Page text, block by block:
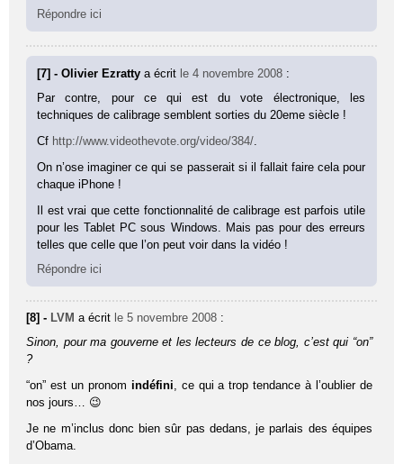
Répondre ici
[7] - Olivier Ezrattya écrit le 4 novembre 2008 :
Par contre, pour ce qui est du vote électronique, les
techniques de calibrage semblent sorties du 20eme siècle !
Cf http://www.videothevote.org/video/384/.
On n’ose imaginer ce qui se passerait si il fallait faire cela pour
chaque iPhone !
Il est vrai que cette fonctionnalité de calibrage est parfois utile
pour les Tablet PC sous Windows. Mais pas pour des erreurs
telles que celle que l’on peut voir dans la vidéo !
Répondre ici
[8] - LVM a écrit le 5 novembre 2008 :
Sinon, pour ma gouverne et les lecteurs de ce blog, c’est qui “on”
?
“on” est un pronom indéfini, ce qui a trop tendance à l’oublier de
nos jours… 😉
Je ne m’inclus donc bien sûr pas dedans, je parlais des équipes
d’Obama.